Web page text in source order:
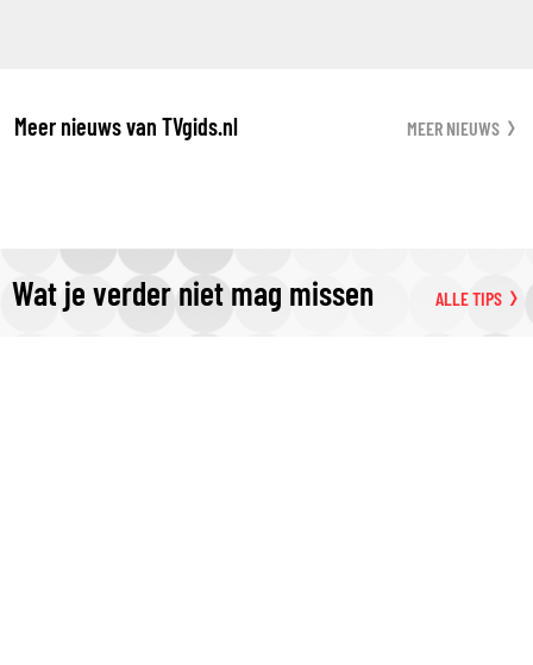
Meer nieuws van TVgids.nl MEER NIEUWS
Wat je verder niet mag missen ALLE TIPS